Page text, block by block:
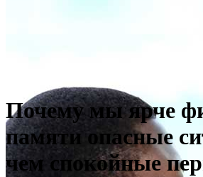
Почему мы ярче
памяти опасные
чем спокойные